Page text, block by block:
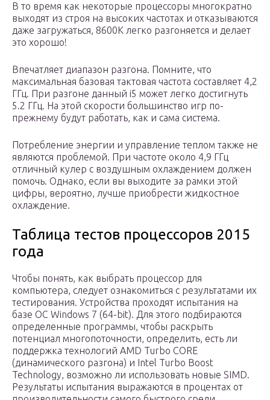
В то время как некоторые процессоры многократно
выходят из строя на высоких частотах и отказываются
даже загружаться, 8600K легко разгоняется и делает
это хорошо!
Впечатляет диапазон разгона. Помните, что
максимальная базовая тактовая частота составляет 4,2
ГГц. При разгоне данный i5 может легко достигнуть
5.2 ГГц. На этой скорости большинство игр по-
прежнему будут работать, как и сама система.
Потребление энергии и управление теплом также не
являются проблемой. При частоте около 4,9 ГГц
отличный кулер c воздушным охлаждением должен
помочь. Однако, если вы выходите за рамки этой
цифры, вероятно, лучше приобрести жидкостное
охлаждение.
Таблица тестов процессоров 2015
года
Чтобы понять, как выбрать процессор для
компьютера, следует ознакомиться с результатами их
тестирования. Устройства проходят испытания на
базе ОС Windows 7 (64-bit). Для этого подбираются
определенные программы, чтобы раскрыть
потенциал многопоточности, определить, есть ли
поддержка технологий AMD Turbo CORE
(динамического разгона) и Intel Turbo Boost
Technology, возможно ли использовать новые SIMD.
Результаты испытания выражаются в процентах от